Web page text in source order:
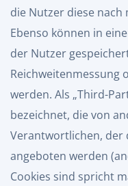
die Nutzer diese nach
Ebenso können in
der Nutzer
Reichweitenmessung
werden. Als „Third-
bezeichnet, die von
Verantwortlichen, der
angeboten werden
Cookies sind spricht